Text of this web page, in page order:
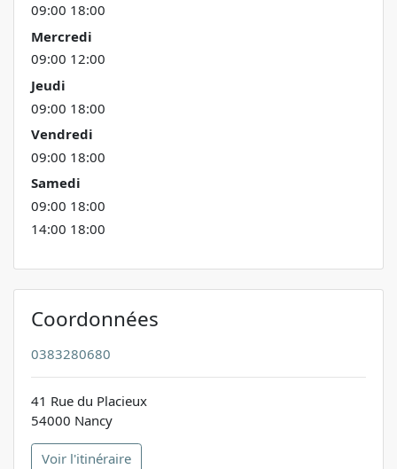
09:00 18:00
Mercredi
09:00 12:00
Jeudi
09:00 18:00
Vendredi
09:00 18:00
Samedi
09:00 18:00
14:00 18:00
Coordonnées
0383280680
41 Rue du Placieux
54000 Nancy
Voir l'itinéraire